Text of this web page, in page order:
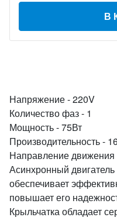
В
Напряжение - 220V
Количество фаз - 1
Мощность - 75Вт
Производительность -
Направление движения
Асинхронный
обеспечивает
повышает его
Крыльчатка обладает